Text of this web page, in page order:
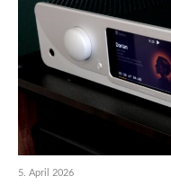
5. April 2026